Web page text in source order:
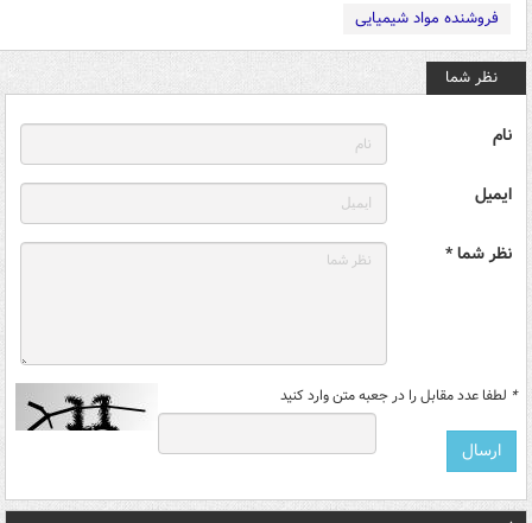
فروشنده مواد شیمیایی
نظر شما
نام
ایمیل
نظر شما *
* لطفا عدد مقابل را در جعبه متن وارد کنید